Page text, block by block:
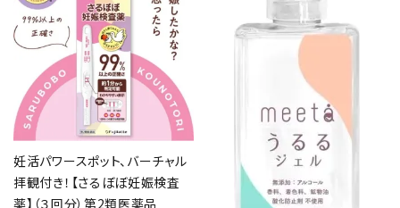
妊活パワースポット、バーチャル
拝観付き！【さるぼぼ妊娠検査
薬】（３回分）第2類医薬品